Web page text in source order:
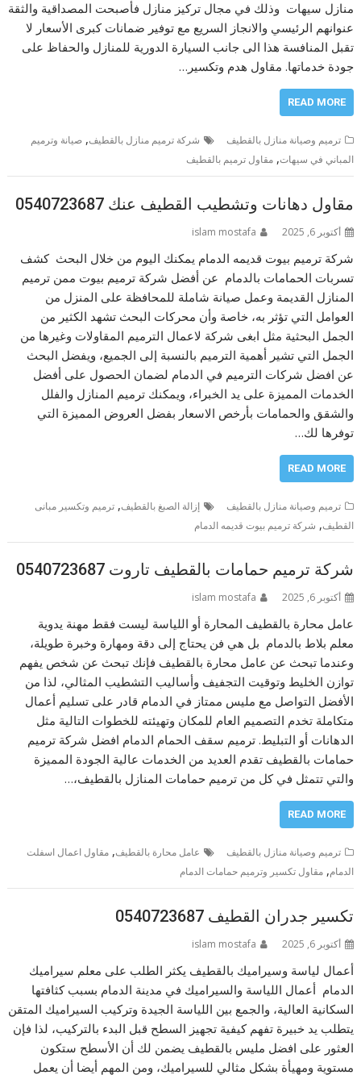
منازل سيهات وذلك في مجال تركيز منازل فأصبحت المصداقية والثقة
عنوانهم الرئيسي والانجاز السريع مع توفير ضمانات كبرى الأسعار لا
تقبل المنافسة هذا الى جانب السيارة الدورية للمنازل والحفاظ على
جودة خدماتها. مقاول هدم وتكسير…
READ MORE
ترميم وصيانة منازل بالقطيف شركة ترميم منازل بالقطيف,صيانة وترميم
المباني في سيهات,مقاول ترميم بالقطيف
مقاول دهانات وتشطيب القطيف عنك 0540723687
أكتوبر 6, 2025 islam mostafa
شركة ترميم بيوت قديمه الدمام يمكنك اليوم من خلال البحث كشف
تسربات الحمامات بالدمام عن أفضل شركة ترميم بيوت ممن ترميم
المنازل القديمة وعمل صيانة شاملة للمحافظة على المنزل من
العوامل التي تؤثر به، خاصة وأن محركات البحث تشهد الكثير من
الجمل البحثية مثل ابغى شركة لاعمال الترميم المقاولات وغيرها من
الجمل التي تشير أهمية الترميم بالنسبة إلى الجميع، ويفضل البحث
عن افضل شركات الترميم في الدمام لضمان الحصول على أفضل
الخدمات المميزة على يد الخبراء، ويمكنك ترميم المنازل والفلل
والشقق والحمامات بأرخص الاسعار بفضل العروض المميزة التي
توفرها لك…
READ MORE
ترميم وصيانة منازل بالقطيف إزالة الصبغ بالقطيف,ترميم وتكسير مبانى
القطيف, شركة ترميم بيوت قديمه الدمام
شركة ترميم حمامات بالقطيف تاروت 0540723687
أكتوبر 6, 2025 islam mostafa
عامل محارة بالقطيف المحارة أو اللياسة ليست فقط مهنة يدوية
معلم بلاط بالدمام بل هي فن يحتاج إلى دقة ومهارة وخبرة طويلة،
وعندما تبحث عن عامل محارة بالقطيف فإنك تبحث عن شخص يفهم
توازن الخليط وتوقيت التجفيف وأساليب التشطيب المثالي، لذا من
الأفضل التواصل مع مليس ممتاز في الدمام قادر على تسليم أعمال
متكاملة تخدم التصميم العام للمكان وتهيئته للخطوات التالية مثل
الدهانات أو التبليط. ترميم سقف الحمام الدمام افضل شركة ترميم
حمامات بالقطيف تقدم العديد من الخدمات عالية الجودة المميزة
والتي تتمثل في كل من ترميم حمامات المنازل بالقطيف،…
READ MORE
ترميم وصيانة منازل بالقطيف عامل محارة بالقطيف,مقاول اعمال اسفلت
الدمام,مقاول تكسير وترميم حمامات الدمام
تكسير جدران القطيف 0540723687
أكتوبر 6, 2025 islam mostafa
أعمال لياسة وسيراميك بالقطيف يكثر الطلب على معلم سيراميك
الدمام أعمال اللياسة والسيراميك في مدينة الدمام بسبب كثافتها
السكانية العالية، والجمع بين اللياسة الجيدة وتركيب السيراميك المتقن
يتطلب يد خبيرة تفهم كيفية تجهيز السطح قبل البدء بالتركيب، لذا فإن
العثور على افضل مليس بالقطيف يضمن لك أن الأسطح ستكون
مستوية ومهيأة بشكل مثالي للسيراميك، ومن المهم أيضا أن يعمل